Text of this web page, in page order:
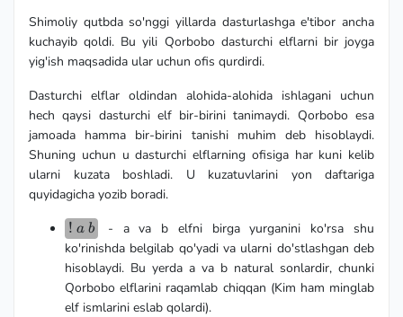
Shimoliy qutbda so'nggi yillarda dasturlashga e'tibor ancha
kuchayib qoldi. Bu yili Qorbobo dasturchi elflarni bir joyga
yig'ish maqsadida ular uchun ofis qurdirdi.
Dasturchi elflar oldindan alohida-alohida ishlagani uchun
hech qaysi dasturchi elf bir-birini tanimaydi. Qorbobo esa
jamoada hamma bir-birini tanishi muhim deb hisoblaydi.
Shuning uchun u dasturchi elflarning ofisiga har kuni kelib
ularni kuzata boshladi. U kuzatuvlarini yon daftariga
quyidagicha yozib boradi.
!\space
a
\space
b
! a b
- a va b elfni birga yurganini ko'rsa shu
ko'rinishda belgilab qo'yadi va ularni do'stlashgan deb
hisoblaydi. Bu yerda a va b natural sonlardir, chunki
Qorbobo elflarini raqamlab chiqqan (Kim ham minglab
elf ismlarini eslab qolardi).